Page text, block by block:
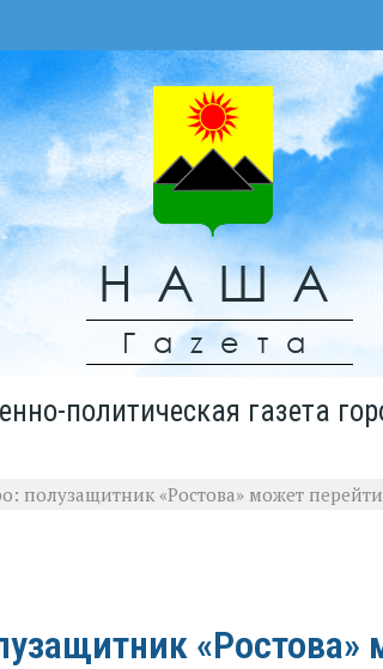
НАША
Гаzета
политическая газета
полузащитник «Ростова» может
«Ростова»